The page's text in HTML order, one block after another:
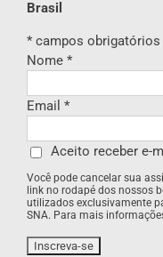
Brasil
* campos obrigatórios
Nome *
Email *
Aceito receber e-
Você pode cancelar sua
link no rodapé dos nossos
utilizados exclusivamente
SNA. Para mais